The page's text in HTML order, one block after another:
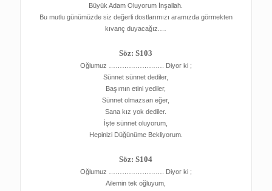
Büyük Adam Oluyorum İnşallah.
Bu mutlu günümüzde siz değerli dostlarımızı aramızda görmekten
kıvanç duyacağız.…
Söz: S103
Oğlumuz ……………………. Diyor ki ;
Sünnet sünnet dediler,
Başımın etini yediler,
Sünnet olmazsan eğer,
Sana kız yok dediler.
İşte sünnet oluyorum,
Hepinizi Düğünüme Bekliyorum.
Söz: S104
Oğlumuz ……………………. Diyor ki ;
Ailemin tek oğluyum,